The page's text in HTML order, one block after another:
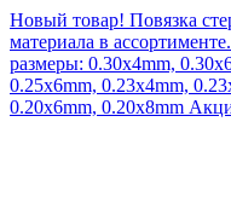
Новый товар! Повязка
материала в ассортименте.
размеры: 0.30x4mm,
0.25x6mm, 0.23x4mm,
0.20x6mm, 0.20x8mm